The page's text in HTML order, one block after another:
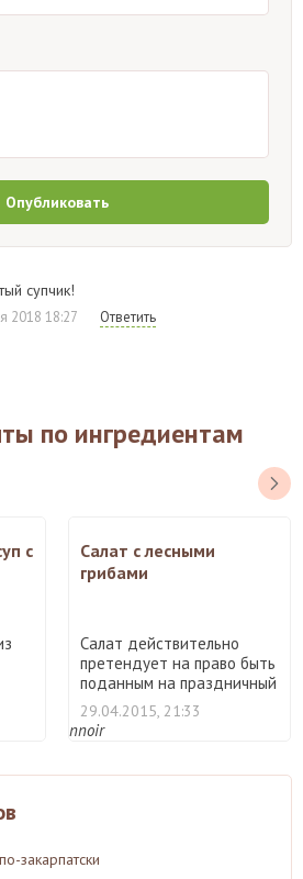
Опубликовать
супчик!
2018 18:27 Ответить
по ингредиентам
с
Салат с лесными
грибами
Салат действительно
претендует на право быть
поданным на праздничный
...
29.04.2015, 21:33
nnoir
закарпатски